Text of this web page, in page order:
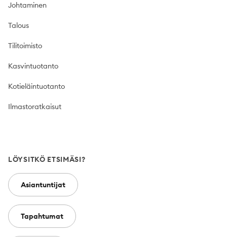
Johtaminen
Talous
Tilitoimisto
Kasvintuotanto
Kotieläintuotanto
Ilmastoratkaisut
LÖYSITKÖ ETSIMÄSI?
Asiantuntijat
Tapahtumat